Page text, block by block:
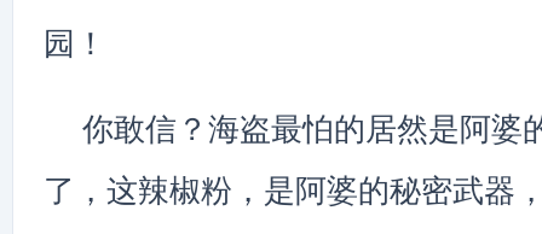
园！
你敢信？海盗最怕的居然是阿婆
了，这辣椒粉，是阿婆的秘密武器